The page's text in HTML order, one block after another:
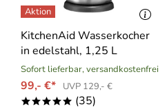
KitchenAid Wasserkocher
in edelstahl, 1,25 L
Sofort lieferbar, versandkostenfrei
99,- €* UVP 129,- €
***** (35)